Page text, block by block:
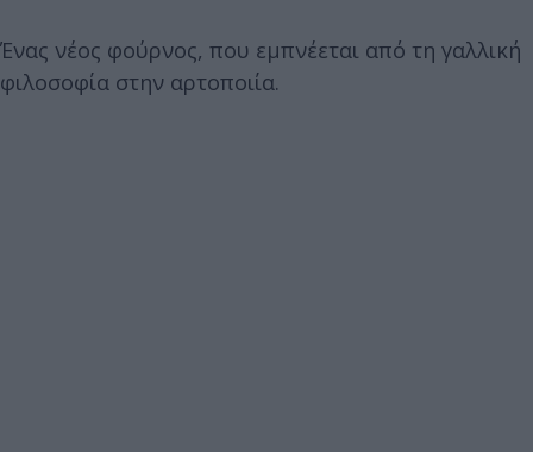
Ένας νέος φούρνος, που εμπνέεται από τη γαλλική
φιλοσοφία στην αρτοποιία.